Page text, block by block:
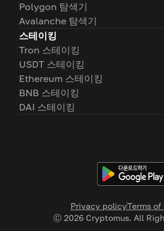
Privacy policyTerms of
Ⓒ 2026Cryptomus. All
Polygon 탐색기
Avalanche 탐색기
스테이킹
Tron 스테이킹
USDT 스테이킹
Ethereum 스테이킹
BNB 스테이킹
DAI 스테이킹